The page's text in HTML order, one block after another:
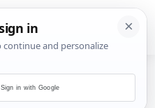
Sign in with Google